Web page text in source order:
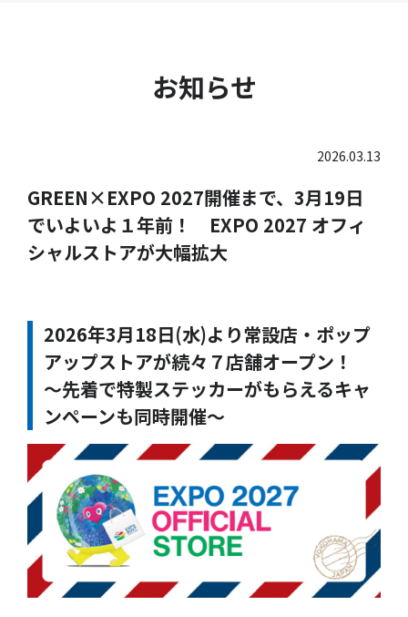
お知らせ
2026.03.13
GREEN×EXPO 2027開催まで、3月19日
でいよいよ１年前！ EXPO 2027 オフィ
シャルストアが大幅拡大
2026年3月18日(水)より常設店・ポップ
アップストアが続々７店舗オープン！
～先着で特製ステッカーがもらえるキャ
ンペーンも同時開催～